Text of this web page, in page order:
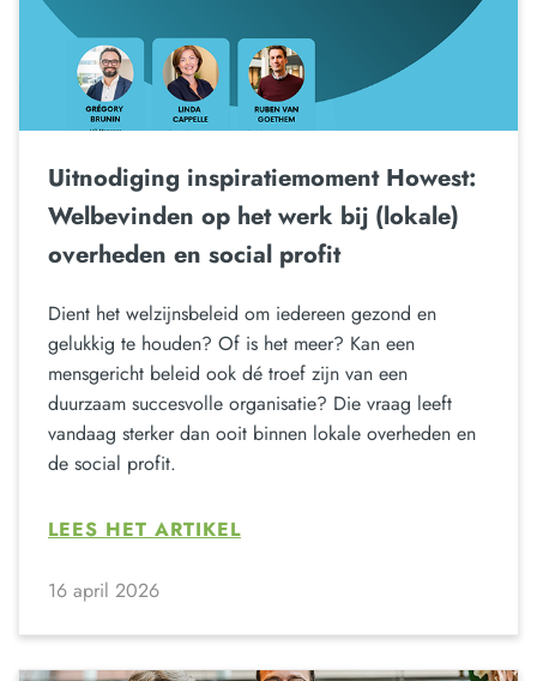
Uitnodiging inspiratiemoment Howest:
Welbevinden op het werk bij (lokale)
overheden en social profit
Dient het welzijnsbeleid om iedereen gezond en
gelukkig te houden? Of is het meer? Kan een
mensgericht beleid ook dé troef zijn van een
duurzaam succesvolle organisatie? Die vraag leeft
vandaag sterker dan ooit binnen lokale overheden en
de social profit.
LEES HET ARTIKEL
16 april 2026